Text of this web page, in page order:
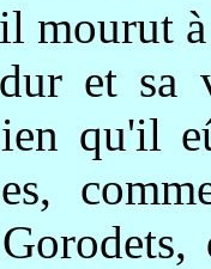
mourut
et sa
qu'il